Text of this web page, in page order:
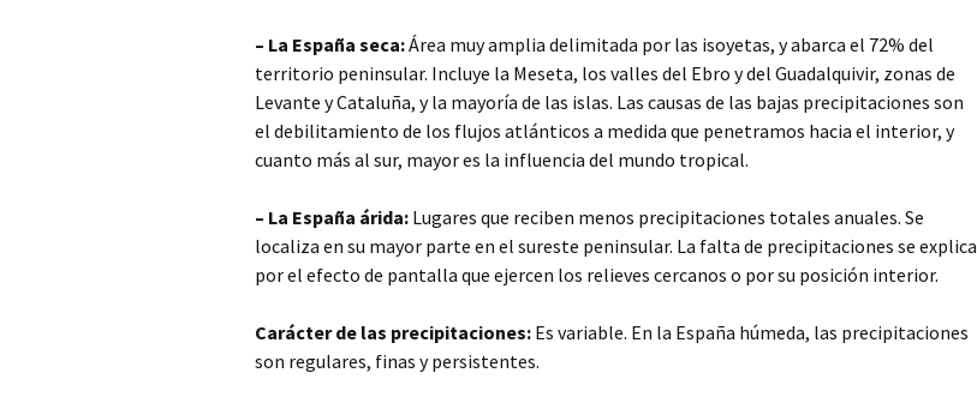
– La España seca:Área muy amplia delimitada por las isoyetas, y abarca el 72% del
territorio peninsular. Incluye la Meseta, los valles del Ebro y del Guadalquivir, zonas de
Levante y Cataluña, y la mayoría de las islas. Las causas de las bajas precipitaciones son
el debilitamiento de los flujos atlánticos a medida que penetramos hacia el interior, y
cuanto más al sur, mayor es la influencia del mundo tropical.
– La España árida: Lugares que reciben menos precipitaciones totales anuales. Se
localiza en su mayor parte en el sureste peninsular. La falta de precipitaciones se explica
por el efecto de pantalla que ejercen los relieves cercanos o por su posición interior.
Carácter de las precipitaciones: Es variable. En la España húmeda, las precipitaciones
son regulares, finas y persistentes.